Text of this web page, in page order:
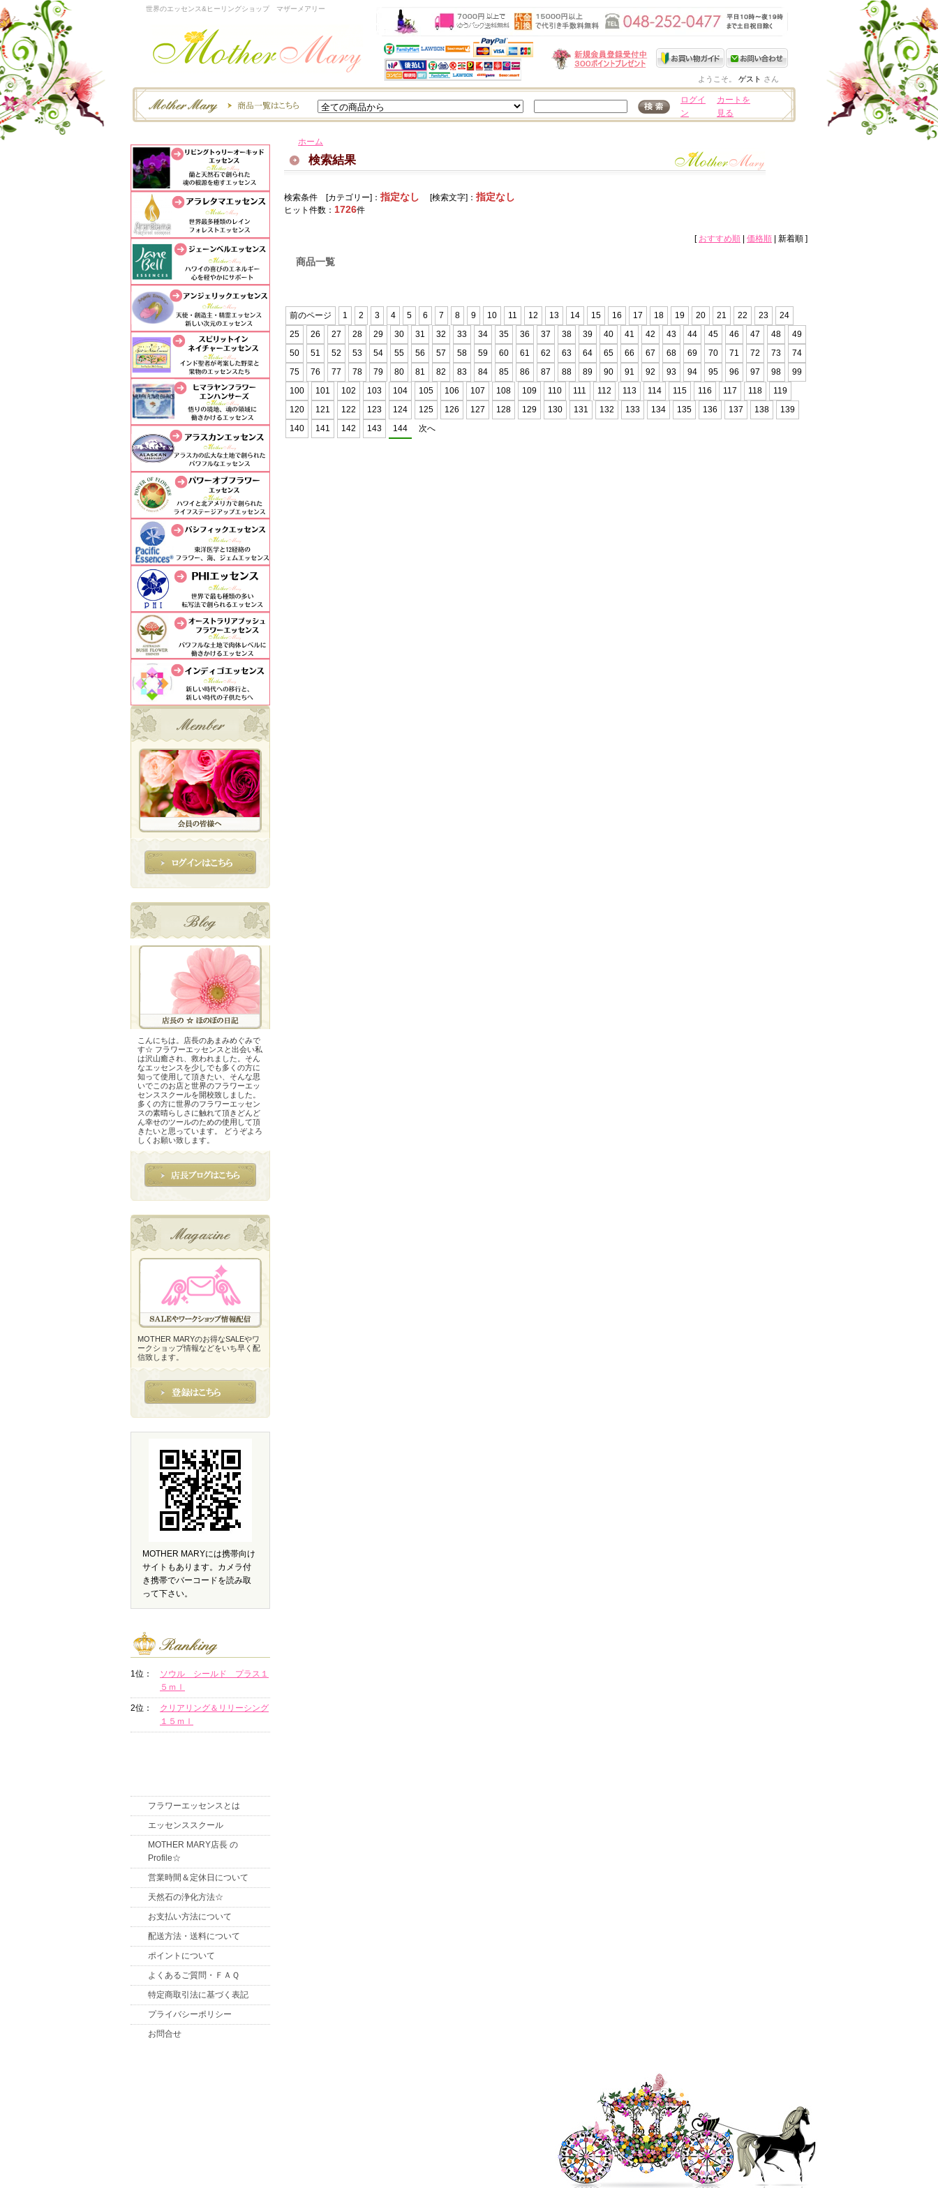
世界のエッセンス&ヒーリングショップ マザーメアリー
ようこそ。 ゲスト さん
ログイ
ン
カートを
見る
ホーム
検索結果
検索条件 [カテゴリー]： 指定なし [検索文字]： 指定なし
ヒット件数： 1726件
[ おすすめ順 価格順 | 新着順 ]
商品一覧
前のページ 1 2 3 4 5 6 7 8 9 10 11 12 13 14 15 16 17 18 19 20 21 22 23
24
25
26 27 28 29 30 31 32 33 34 35 36 37 38 39 40 41 42 43 44 45 46 47 48
49
50
51 52 53 54 55 56 57 58 59 60 61 62 63 64 65 66 67 68 69 70 71 72 73
74
75
76 77 78 79 80 81 82 83 84 85 86 87 88 89 90 91 92 93 94 95 96 97 98
99
100
101 102 103 104 105 106 107 108 109 110 111 112 113 114 115 116 117 118
119
120
121 122 123 124 125 126 127 128 129 130 131 132 133 134 135 136 137 138
139
140
141 142 143 144 次へ
こんにちは。店長のあまみめぐみで
す☆ フラワーエッセンスと出会い私
は沢山癒され、救われました。そん
なエッセンスを少しでも多くの方に
知って使用して頂きたい、そんな思
いでこのお店と世界のフラワーエッ
センススクールを開校致しました。
多くの方に世界のフラワーエッセン
スの素晴らしさに触れて頂きどんど
ん幸せのツールのための使用して頂
きたいと思っています。 どうぞよろ
しくお願い致します。
MOTHER MARYのお得なSALEやワ
ークショップ情報などをいち早く配
信致します。
MOTHER MARYには携帯向け
サイトもあります。カメラ付
き携帯でバーコードを読み取
って下さい。
1位：
ソウル シールド プラス１
５ｍｌ
2位：
クリアリング＆リリーシング
１５ｍｌ
フラワーエッセンスとは
エッセンススクール
MOTHER MARY店長 の
Profile☆
営業時間＆定休日について
天然石の浄化方法☆
お支払い方法について
配送方法・送料について
ポイントについて
よくあるご質問・ＦＡＱ
特定商取引法に基づく表記
プライバシーポリシー
お問合せ